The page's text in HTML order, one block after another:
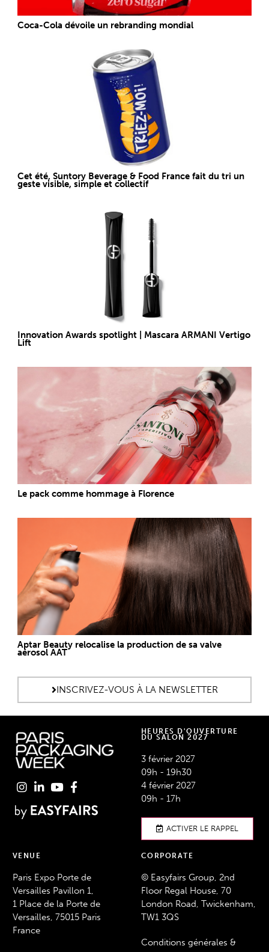
Coca-Cola dévoile un rebranding mondial
Cet été, Suntory Beverage & Food France fait du tri un
geste visible, simple et collectif
Innovation Awards spotlight | Mascara ARMANI Vertigo
Lift
Le pack comme hommage à Florence
Aptar Beauty relocalise la production de sa valve
aérosol AAT
INSCRIVEZ-VOUS À LA NEWSLETTER
HEURES D'OUVERTURE
DU SALON 2027
3 février 2027
09h - 19h30
4 février 2027
09h - 17h
ACTIVER LE RAPPEL
VENUE
Paris Expo Porte de
Versailles Pavillon 1,
1 Place de la Porte de
Versailles, 75015 Paris
France
CORPORATE
© Easyfairs Group, 2nd
Floor Regal House, 70
London Road, Twickenham,
TW1 3QS
Conditions générales &